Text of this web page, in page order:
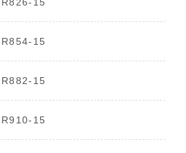
15
15
15
15